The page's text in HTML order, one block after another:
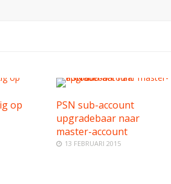
op
PSN sub-account
upgradebaar naar
master-account
13 FEBRUARI 2015